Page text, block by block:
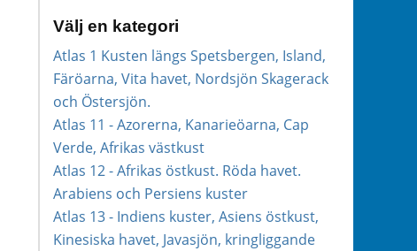
Välj en kategori
Atlas 1 Kusten längs Spetsbergen, Island,
Färöarna, Vita havet, Nordsjön Skagerack
och Östersjön.
Atlas 11 - Azorerna, Kanarieöarna, Cap
Verde, Afrikas västkust
Atlas 12 - Afrikas östkust. Röda havet.
Arabiens och Persiens kuster
Atlas 13 - Indiens kuster, Asiens östkust,
Kinesiska havet, Javasjön, kringliggande